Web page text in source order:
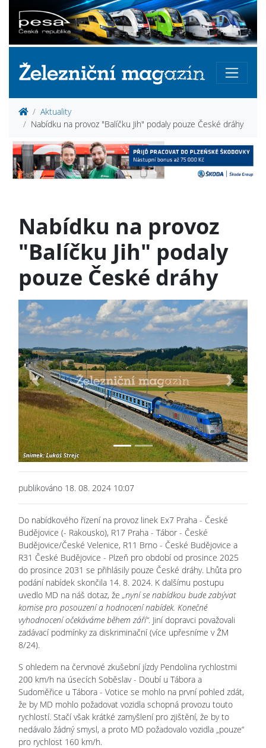
Aktuality
Nabídku na provoz "Balíčku Jih" podaly pouze České dráhy
Nabídku na provoz
"Balíčku Jih" podaly
pouze České dráhy
Previous Next
publikováno 18. 08. 2024 10:07
Do nabídkového řízení na provoz linek Ex7 Praha - České
Budějovice (- Rakousko), R17 Praha - Tábor - České
Budějovice/České Velenice, R11 Brno - České Budějovice a
R31 České Budějovice - Plzeň pro období od prosince 2025
do prosince 2031 se přihlásily pouze České dráhy. Lhůta pro
podání nabídek skončila 14. 8. 2024. K dalšímu postupu
uvedlo MD na náš dotaz, že „nyní se nabídkou bude zabývat
komise pro posouzení a hodnocení nabídek. Konečné
vyhodnocení očekáváme během září“. Jiní dopravci považovali
zadávací podmínky za diskriminační (více upřesníme v ŽM
8/24).
S ohledem na červnové zkušební jízdy Pendolina rychlostmi
200 km/h na úsecích Soběslav - Doubí u Tábora a
Sudoměřice u Tábora - Votice se mohlo na první pohled zdát,
že by MD mohlo požadovat vozidla schopná provozu touto
rychlostí. Stačí však krátké zamyšlení pro zjištění, že by to
nedávalo žádný smysl, a proto MD požadovalo vozidla „pouze“
pro rychlost 160 km/h.